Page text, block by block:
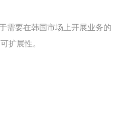
需要在韩国市场上开展业务的
扩展性。